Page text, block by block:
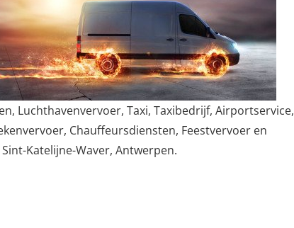
Luchthavenvervoer, Taxi, Taxibedrijf, Airportservice,
Chauffeursdiensten, Feestvervoer en
Katelijne-Waver, Antwerpen.